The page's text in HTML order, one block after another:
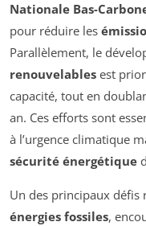
Nationale Bas-
pour réduire les
Parallèlement, le
renouvelables est
capacité, tout en
an. Ces efforts sont
à l’urgence climatique
sécurité énergétique
Un des principaux défis
énergies fossiles,